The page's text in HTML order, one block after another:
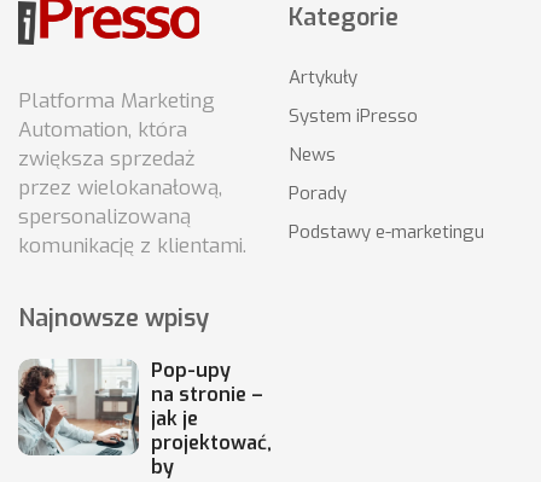
Platforma Marketing
Automation, która
zwiększa sprzedaż
przez wielokanałową,
spersonalizowaną
komunikację z klientami.
Kategorie
Artykuły
System iPresso
News
Porady
Podstawy e-marketingu
Najnowsze wpisy
Pop-upy
na stronie –
jak je
projektować,
by